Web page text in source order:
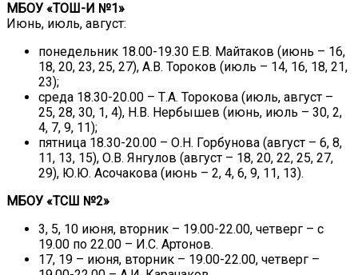
МБОУ «ТОШ-И №1»
Июнь, июль, август:
понедельник 18.00-19.30 Е.В. Майтаков (июнь – 16,
18, 20, 23, 25, 27), А.В. Тороков (июль – 14, 16, 18, 21,
23);
среда 18.30-20.00 – Т.А. Торокова (июль, август –
25, 28, 30, 1, 4), Н.В. Нербышев (июнь, июль – 30, 2,
4, 7, 9, 11);
пятница 18.30-20.00 – О.Н. Горбунова (август – 6, 8,
11, 13, 15), О.В. Янгулов (август – 18, 20, 22, 25, 27,
29), Ю.Ю. Асочакова (июнь – 2, 4, 6, 9, 11, 13).
МБОУ «ТСШ №2»
3, 5, 10 июня, вторник – 19.00-22.00, четверг – с
19.00 по 22.00 – И.С. Артонов.
17, 19 – июня, вторник – 19.00-22.00, четверг –